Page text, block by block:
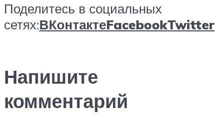
Поделитесь в социальных
сетях:ВКонтактеFacebookTwitter
Напишите
комментарий